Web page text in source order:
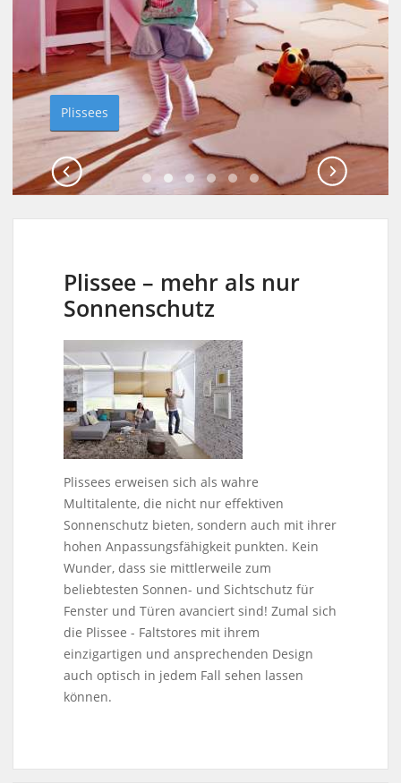
Plissees
Plissees
Plissee – mehr als nur
Sonnenschutz
Plissees erweisen sich als wahre
Multitalente, die nicht nur effektiven
Sonnenschutz bieten, sondern auch mit ihrer
hohen Anpassungsfähigkeit punkten. Kein
Wunder, dass sie mittlerweile zum
beliebtesten Sonnen- und Sichtschutz für
Fenster und Türen avanciert sind! Zumal sich
die Plissee - Faltstores mit ihrem
einzigartigen und ansprechenden Design
auch optisch in jedem Fall sehen lassen
können.